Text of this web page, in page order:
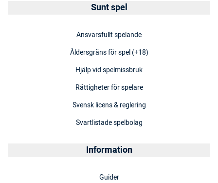
Sunt spel
Ansvarsfullt spelande
Åldersgräns för spel (+18)
Hjälp vid spelmissbruk
Rättigheter för spelare
Svensk licens & reglering
Svartlistade spelbolag
Information
Guider